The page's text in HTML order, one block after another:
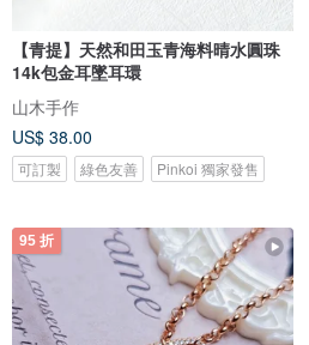
【青提】天然和田玉青海料晴水圓珠
14k包金耳墜耳環
山木手作
US$ 38.00
可訂製 綠色友善 Pinkoi 獨家發售
95 折